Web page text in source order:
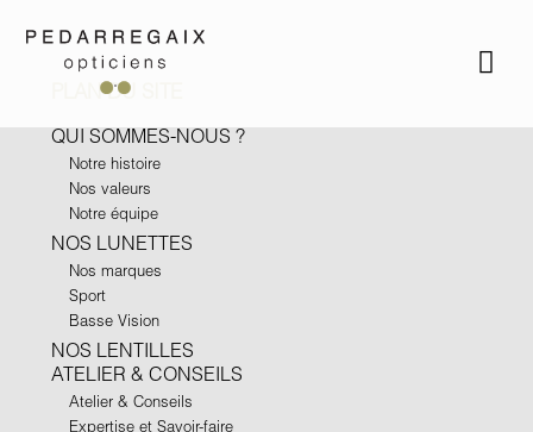
PLAN DU SITE
QUI SOMMES-NOUS ?
Notre histoire
Nos valeurs
Notre équipe
NOS LUNETTES
Nos marques
Sport
Basse Vision
NOS LENTILLES
ATELIER & CONSEILS
Atelier & Conseils
Expertise et Savoir-faire